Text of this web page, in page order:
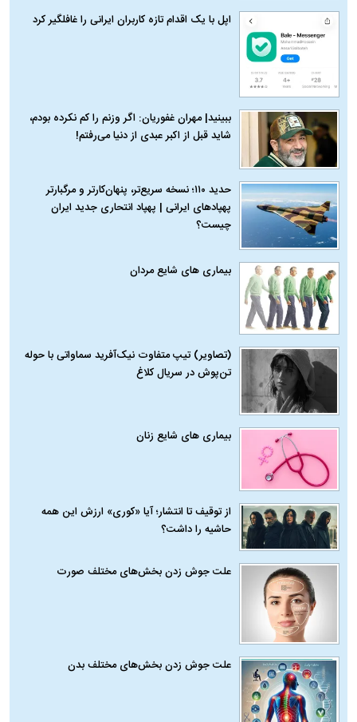
اپل با یک اقدام تازه کاربران ایرانی را غافلگیر کرد
ببینید| مهران غفوریان: اگر وزنم را کم نکرده بودم،
شاید قبل از اکبر عبدی از دنیا می‌رفتم!
حدید ۱۱۰؛ نسخه سریع‌تر، پنهان‌کارتر و مرگبارتر
پهپادهای ایرانی | پهپاد انتحاری جدید ایران
چیست؟
بیماری‌ های شایع مردان
(تصاویر) تیپ متفاوت نیک‌آفرید سماواتی با حوله
تن‌پوش در سریال کلاغ
بیماری‌ های شایع زنان
از توقیف تا انتشار؛ آیا «کوری» ارزش این همه
حاشیه را داشت؟
علت جوش زدن بخش‌های مختلف صورت
علت جوش زدن بخش‌های مختلف بدن